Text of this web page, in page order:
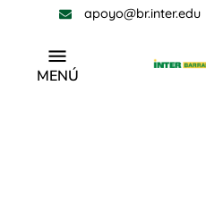
apoyo@br.inter.edu
MENÚ